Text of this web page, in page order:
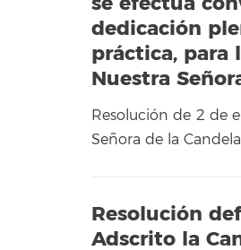
dedicación
práctica, para
Nuestra
Resolución de 2 de
Señora de la
Resolución
Adscrito la